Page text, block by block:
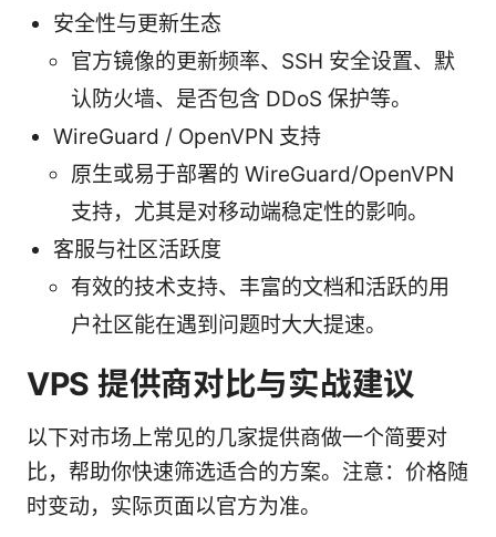
安全性与更新生态
官方镜像的更新频率、SSH 安全设置、默
认防火墙、是否包含 DDoS 保护等。
WireGuard / OpenVPN 支持
原生或易于部署的 WireGuard/OpenVPN
支持，尤其是对移动端稳定性的影响。
客服与社区活跃度
有效的技术支持、丰富的文档和活跃的用
户社区能在遇到问题时大大提速。
VPS 提供商对比与实战建议
以下对市场上常见的几家提供商做一个简要对
比，帮助你快速筛选适合的方案。注意：价格随
时变动，实际页面以官方为准。